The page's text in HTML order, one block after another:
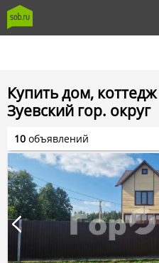
Купить дом,
Зуевский гор. округ
10 объявлений